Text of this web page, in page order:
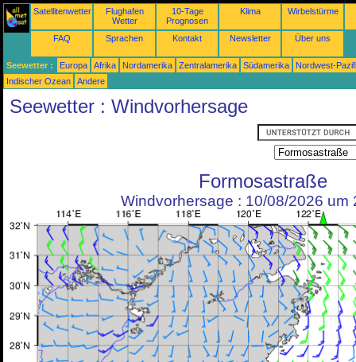
Satellitenwetter
Flughafen
Wetter
10-Tage
Prognosen
Klima Wirbelstürme
FAQ Sprachen Kontakt Newsletter Über uns
Seewetter : Europa Afrika Nordamerika Zentralamerika Südamerika
Nordwest-
Indischer Ozean
Andere
Seewetter : Windvorhersage
Formosastraße
Windvorhersage : 10/08/2026 um